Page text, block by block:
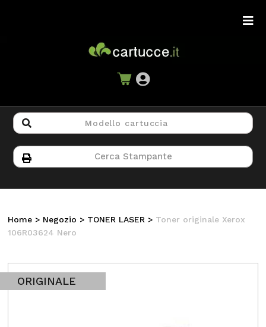
Home > Negozio > TONER LASER > Toner originale Xerox
106R03624 Nero
ORIGINALE